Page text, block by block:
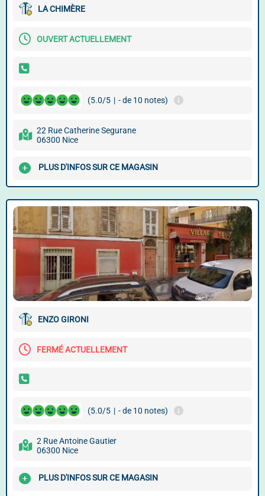
LA CHIMÈRE
OUVERT ACTUELLEMENT
(5.0/5 | - de 10 notes)
22 Rue Catherine Segurane
06300 Nice
PLUS D'INFOS SUR CE MAGASIN
ENZO GIRONI
FERMÉ ACTUELLEMENT
(5.0/5 | - de 10 notes)
2 Rue Antoine Gautier
06300 Nice
PLUS D'INFOS SUR CE MAGASIN